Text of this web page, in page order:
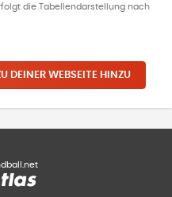
die Tabellendarstellung nach
DEINER WEBSEITE HINZU